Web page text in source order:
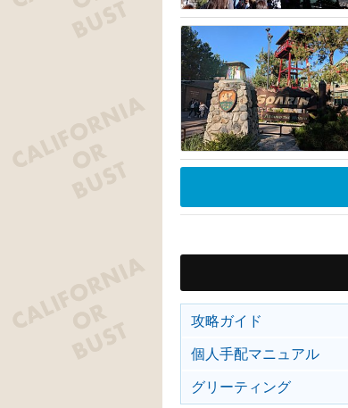
攻略ガイド
個人手配マニュアル
グリーティング